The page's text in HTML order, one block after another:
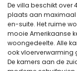
De villa beschikt
plaats aan maximaal
en-suite. Het ruime
mooie Amerikaanse
woongedeelte. Alle
ook vloerverwarming
De kamers aan de